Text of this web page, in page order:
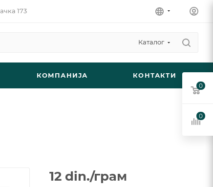
173
Каталог
КОМПАНИЈА КОНТАКТИ
12 din./грам
0
0